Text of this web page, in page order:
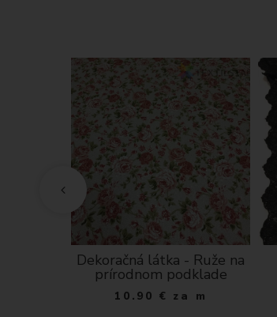
Dekoračná látka - Ruže na
prírodnom podklade
10.90 € za m